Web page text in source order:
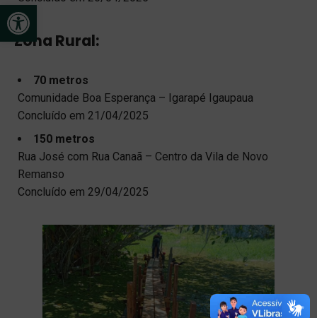
Open toolbar
Zona Rural:
70 metros
Comunidade Boa Esperança – Igarapé Igaupaua
Concluído em 21/04/2025
150 metros
Rua José com Rua Canaã – Centro da Vila de Novo
Remanso
Concluído em 29/04/2025